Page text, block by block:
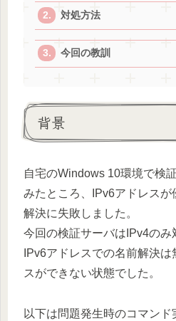
対処方法
今回の教訓
背景
自宅のWindows 10環境で検
みたところ、IPv6アドレス
解決に失敗しました。
今回の検証サーバはIPv4のみ
IPv6アドレスでの名前解決
スができない状態でした。
以下は問題発生時のコマンド